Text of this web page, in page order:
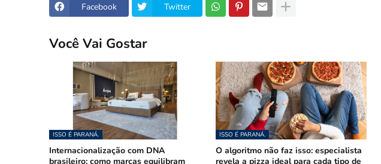
Facebook Twitter
Você Vai Gostar
ISSO É PARANÁ.
Internacionalização com DNA
brasileiro: como marcas equilibram
ISSO É PARANÁ.
O algoritmo não faz isso: especialista
revela a pizza ideal para cada tipo de